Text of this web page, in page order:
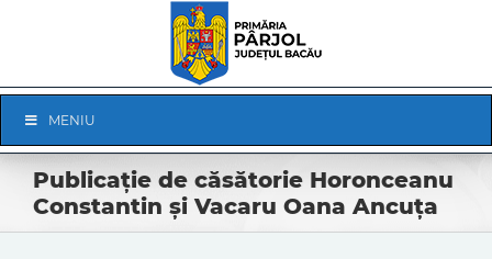
Navigation
MENIU
Publicație de căsătorie Horonceanu
Constantin și Vacaru Oana Ancuța